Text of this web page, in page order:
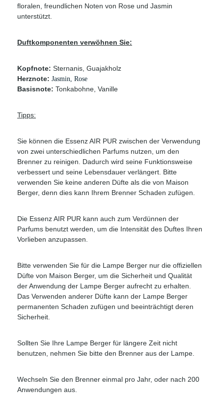
floralen, freundlichen Noten von Rose und Jasmin
unterstützt.
Duftkomponenten verwöhnen Sie:
Kopfnote: Sternanis, Guajakholz
Herznote: Jasmin, Rose
Basisnote: Tonkabohne, Vanille
Tipps:
Sie können die Essenz AIR PUR zwischen der Verwendung
von zwei unterschiedlichen Parfums nutzen, um den
Brenner zu reinigen. Dadurch wird seine Funktionsweise
verbessert und seine Lebensdauer verlängert. Bitte
verwenden Sie keine anderen Düfte als die von Maison
Berger, denn dies kann Ihrem Brenner Schaden zufügen.
Die Essenz AIR PUR kann auch zum Verdünnen der
Parfums benutzt werden, um die Intensität des Duftes Ihren
Vorlieben anzupassen.
Bitte verwenden Sie für die Lampe Berger nur die offiziellen
Düfte von Maison Berger, um die Sicherheit und Qualität
der Anwendung der Lampe Berger aufrecht zu erhalten.
Das Verwenden anderer Düfte kann der Lampe Berger
permanenten Schaden zufügen und beeinträchtigt deren
Sicherheit.
Sollten Sie Ihre Lampe Berger für längere Zeit nicht
benutzen, nehmen Sie bitte den Brenner aus der Lampe.
Wechseln Sie den Brenner einmal pro Jahr, oder nach 200
Anwendungen aus.